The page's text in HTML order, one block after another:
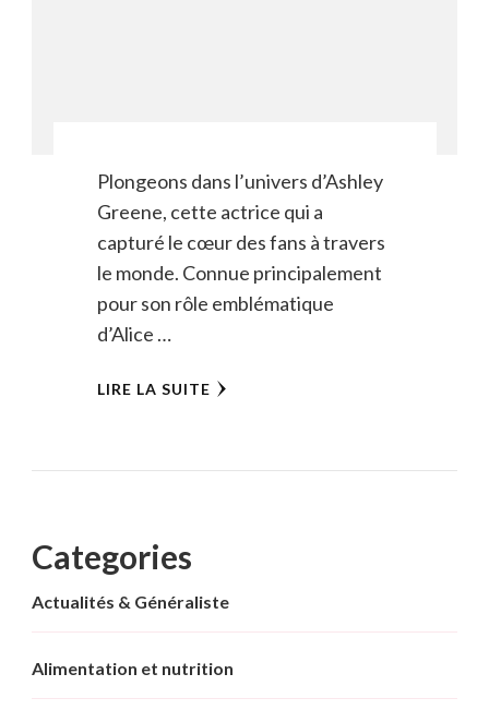
Plongeons dans l’univers d’Ashley
Greene, cette actrice qui a
capturé le cœur des fans à travers
le monde. Connue principalement
pour son rôle emblématique
d’Alice …
LIRE LA SUITE
Categories
Actualités & Généraliste
Alimentation et nutrition